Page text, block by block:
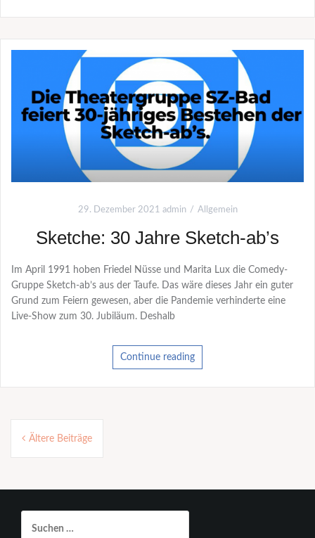
29. Dezember 2021 admin Allgemein
Sketche: 30 Jahre Sketch-ab’s
Im April 1991 hoben Friedel Nüsse und Marita Lux die Comedy-
Gruppe Sketch-ab’s aus der Taufe. Das wäre dieses Jahr ein guter
Grund zum Feiern gewesen, aber die Pandemie verhinderte eine
Live-Show zum 30. Jubiläum. Deshalb
Continue reading
Beitragsnavigation
Ältere Beiträge
nach: